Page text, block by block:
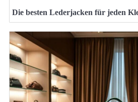
Die besten Lederjacken für jeden